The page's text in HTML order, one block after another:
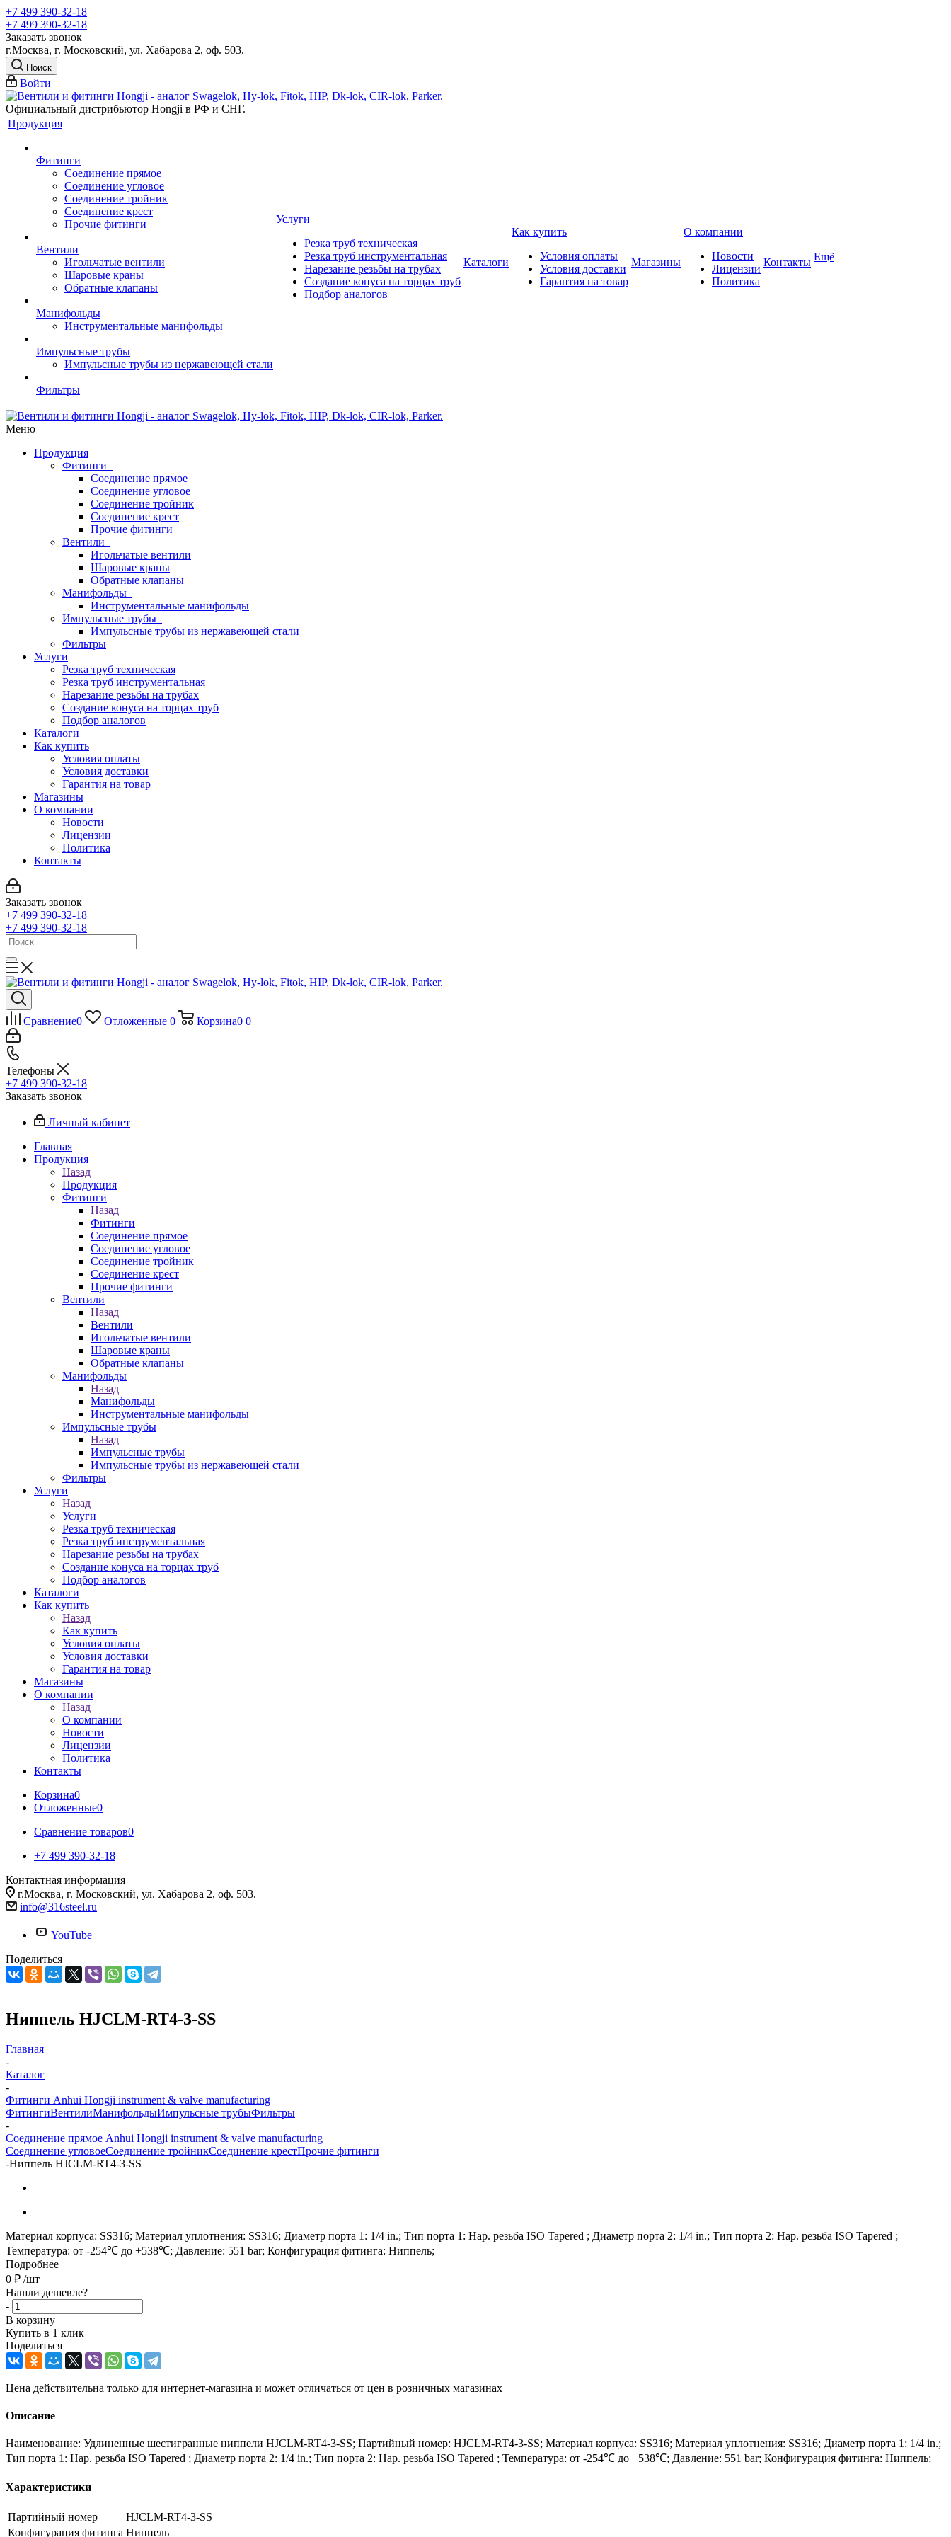
+7 499 390-32-18
+7 499 390-32-18
Заказать звонок
г.Москва, г. Московский, ул. Хабарова 2, оф. 503.
Поиск
Войти
Официальный дистрибьютор Hongji в РФ и СНГ.
Продукция
Фитинги
Соединение прямое
Соединение угловое
Соединение тройник
Соединение крест
Прочие фитинги
Вентили
Игольчатые вентили
Шаровые краны
Обратные клапаны
Манифольды
Инструментальные манифольды
Импульсные трубы
Импульсные трубы из нержавеющей стали
Фильтры
Услуги
Резка труб техническая
Резка труб инструментальная
Нарезание резьбы на трубах
Создание конуса на торцах труб
Подбор аналогов
Каталоги
Как купить
Условия оплаты
Условия доставки
Гарантия на товар
Магазины
О компании
Новости
Лицензии
Политика
Контакты Ещё
Меню
Продукция
Фитинги
Соединение прямое
Соединение угловое
Соединение тройник
Соединение крест
Прочие фитинги
Вентили
Игольчатые вентили
Шаровые краны
Обратные клапаны
Манифольды
Инструментальные манифольды
Импульсные трубы
Импульсные трубы из нержавеющей стали
Фильтры
Услуги
Резка труб техническая
Резка труб инструментальная
Нарезание резьбы на трубах
Создание конуса на торцах труб
Подбор аналогов
Каталоги
Как купить
Условия оплаты
Условия доставки
Гарантия на товар
Магазины
О компании
Новости
Лицензии
Политика
Контакты
Заказать звонок
+7 499 390-32-18
+7 499 390-32-18
Сравнение0 Отложенные 0 Корзина0 0
Телефоны
+7 499 390-32-18
Заказать звонок
Личный кабинет
Главная
Продукция
Назад
Продукция
Фитинги
Назад
Фитинги
Соединение прямое
Соединение угловое
Соединение тройник
Соединение крест
Прочие фитинги
Вентили
Назад
Вентили
Игольчатые вентили
Шаровые краны
Обратные клапаны
Манифольды
Назад
Манифольды
Инструментальные манифольды
Импульсные трубы
Назад
Импульсные трубы
Импульсные трубы из нержавеющей стали
Фильтры
Услуги
Назад
Услуги
Резка труб техническая
Резка труб инструментальная
Нарезание резьбы на трубах
Создание конуса на торцах труб
Подбор аналогов
Каталоги
Как купить
Назад
Как купить
Условия оплаты
Условия доставки
Гарантия на товар
Магазины
О компании
Назад
О компании
Новости
Лицензии
Политика
Контакты
Корзина0
Отложенные0
Сравнение товаров0
+7 499 390-32-18
Контактная информация
г.Москва, г. Московский, ул. Хабарова 2, оф. 503.
info@316steel.ru
YouTube
Поделиться
Ниппель HJCLM-RT4-3-SS
Главная
-
Каталог
-
Фитинги Anhui Hongji instrument & valve manufacturing
ФитингиВентилиМанифольдыИмпульсные трубыФильтры
-
Соединение прямое Anhui Hongji instrument & valve manufacturing
Соединение угловоеСоединение тройникСоединение крестПрочие фитинги
-Ниппель HJCLM-RT4-3-SS
Материал корпуса: SS316; Материал уплотнения: SS316; Диаметр порта 1: 1/4 in.; Тип порта 1: Нар. резьба ISO Tapered ; Диаметр порта 2: 1/4 in.; Тип порта 2: Нар. резьба ISO Tapered ;
Температура: от -254℃ до +538℃; Давление: 551 bar; Конфигурация фитинга: Ниппель;
Подробнее
0 ₽ /шт
Нашли дешевле?
-
+
В корзину
Купить в 1 клик
Поделиться
Цена действительна только для интернет-магазина и может отличаться от цен в розничных магазинах
Описание
Наименование: Удлиненные шестигранные ниппели HJCLM-RT4-3-SS; Партийный номер: HJCLM-RT4-3-SS; Материал корпуса: SS316; Материал уплотнения: SS316; Диаметр порта 1: 1/4 in.;
Тип порта 1: Нар. резьба ISO Tapered ; Диаметр порта 2: 1/4 in.; Тип порта 2: Нар. резьба ISO Tapered ; Температура: от -254℃ до +538℃; Давление: 551 bar; Конфигурация фитинга: Ниппель;
Характеристики
Партийный номер
HJCLM-RT4-3-SS
Конфигурация фитинга Ниппель